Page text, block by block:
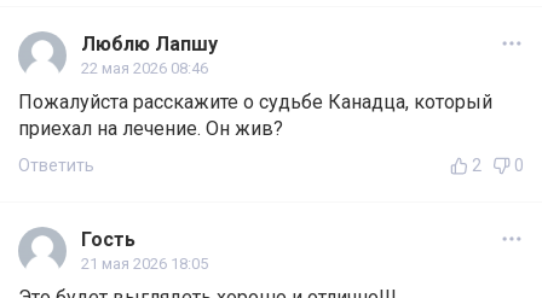
Люблю Лапшу
22 мая 2026 08:46
Пожалуйста расскажите о судьбе Канадца, который
приехал на лечение. Он жив?
Ответить 2 0
Гость
21 мая 2026 18:05